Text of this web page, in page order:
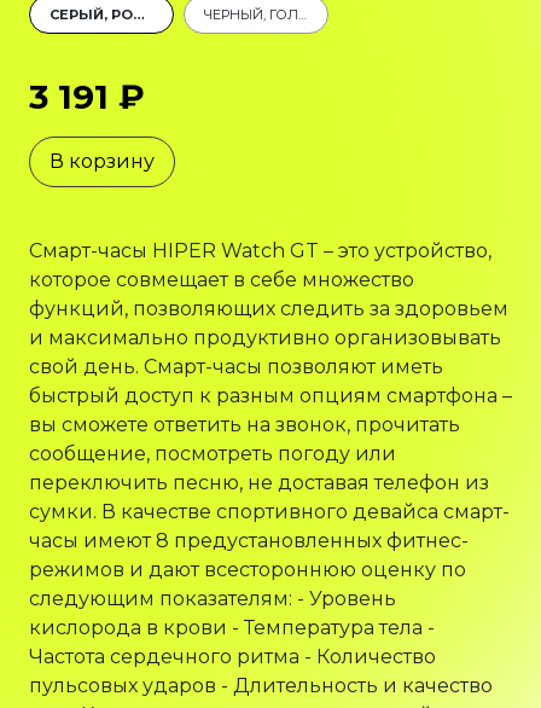
СЕРЫЙ, РОЗОВЫЙ ЧЕРНЫЙ, ГОЛУБОЙ
3 191 ₽
В корзину
Смарт-часы HIPER Watch GT – это устройство,
которое совмещает в себе множество
функций, позволяющих следить за здоровьем
и максимально продуктивно организовывать
свой день. Смарт-часы позволяют иметь
быстрый доступ к разным опциям смартфона –
вы сможете ответить на звонок, прочитать
сообщение, посмотреть погоду или
переключить песню, не доставая телефон из
сумки. В качестве спортивного девайса смарт-
часы имеют 8 предустановленных фитнес-
режимов и дают всестороннюю оценку по
следующим показателям: - Уровень
кислорода в крови - Температура тела -
Частота сердечного ритма - Количество
пульсовых ударов - Длительность и качество